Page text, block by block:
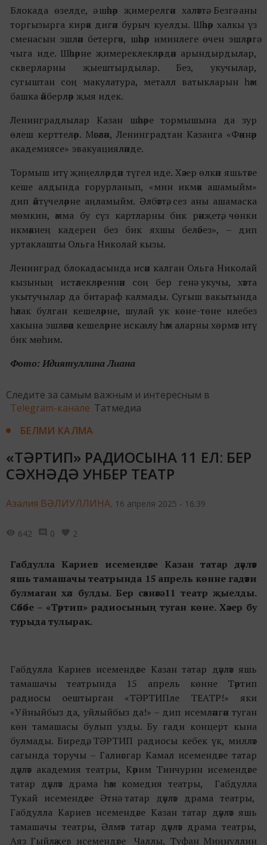
Блокада өзелде, ә шәһәр җимерелгән халәттә. Безгә аны
торгызырга кирәк дигән бурыч куелды. Шәһәр халкы үз
сменасын эшләп бетергәч, шәһәр иминлеге өчен эшләргә
чыга иде. Шәһәрне җимереклекләрдән арындырдылар,
скверларны җыештырдылар. Без, укучылар,
сугыштан соң макулатура, металл ватыкларын һәм
башка әйберләр җыя идек.
Ленинградлылар Казан шәһәре тормышына да зур
өлеш керттеләр. Мәсәлән, Ленинградтан Казанга «Фәннәр
академиясе» эвакуацияләнде.
Тормыш итү җиңелләрдән түгел иде. Хәзер өлкән яшьтәге
кеше алдында горурланып, «мин икмәк ашамыйм»
дип әйтүчеләрне аңламыйм. Әлбәттә, сез аны ашамаска
мөмкин, әмма бу сүз картларны бик рәнҗетә, чөнки
икмәкнең кадерен без бик яхшы беләбез», – дип
уртаклашты Ольга Николай кызы.
Ленинград блокадасында исән калган Ольга Николай
кызының истәлекләреннән соң бер генә укучы, хәтта
укытучылар да битараф калмады. Сугыш вакытында
һәлак булган кешеләрне, шулай ук көне-төне илебез
хакына эшләгән кешеләрне искә алу һәм аларны хөрмәт итү
бик мөһим.
Фото: Идиятуллина Лиана
Следите за самым важным и интересным в
Telegram-канале Татмедиа
БЕЛМИ КАЛМА
«ТӘРТИП» РАДИОСЫНА 11 ЕЛ: БЕР
СӘХНӘДӘ УНБЕР ТЕАТР
Азалия ВӘЛИУЛЛИНА, 16 апреля 2025 - 16:39
642 0 2
Габдулла Кариев исемендәге Казан татар дәүләт
яшь тамашачы театрында 15 апрель көнне гадәти
булмаган хәл булды. Бер сәхнәгә11 театрҗыелды.
Сәбәбе – «Тәртип» радиосының туган көне. Хәзер бу
турыда тулырак.
Габдулла Кариев исемендәге Казан татар дәүләт яшь
тамашачы театрында 15 апрель көнне
Тәртип
радиосы оештырган «ТӘРТИПле ТЕАТР!» яки
«Уйныйбыз да, уйлыйбыз да!» – дип исемләнгән туган
көн тамашасы булып узды. Бу гади концерт кына
булмады. Биредә, ТӘРТИП радиосы кебек үк, милләт
сагында торучы – Галиәсгар Камал исемендәге татар
дәүләт академия театры, Кәрим Тинчурин исемендәге
татар дәүләт драма һәм комедия театры, Габдулла
Тукай исемендәге Әтнә татар дәүләт драма театры,
Габдулла Кариев исемендәге Казан татар дәүләт яшь
тамашачы театры, Әлмәт татар дәүләт драма театры,
Аяз Гыйләҗев исемендәге Чаллы, Туфан Миңнуллин